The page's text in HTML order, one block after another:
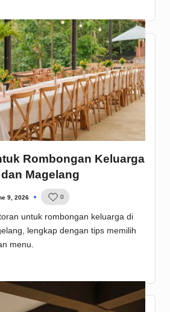
Rombongan Keluarga
Magelang
9, 2026 0
untuk rombongan keluarga di
lengkap dengan tips memilih
menu.